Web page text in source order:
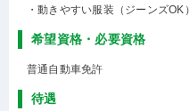
・動きやすい服装（ジーンズOK）
希望資格・必要資格
普通自動車免許
待遇